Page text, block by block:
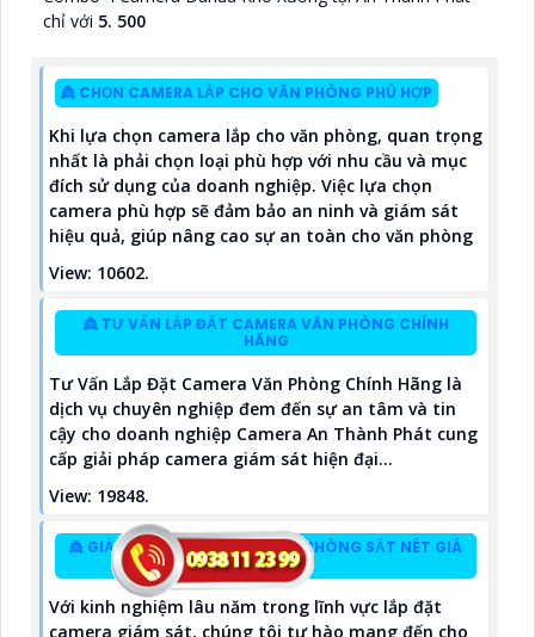
chỉ với 5. 500
👸 CHỌN CAMERA LẮP CHO VĂN PHÒNG PHÙ HỢP
Khi lựa chọn camera lắp cho văn phòng, quan trọng
nhất là phải chọn loại phù hợp với nhu cầu và mục
đích sử dụng của doanh nghiệp. Việc lựa chọn
camera phù hợp sẽ đảm bảo an ninh và giám sát
hiệu quả, giúp nâng cao sự an toàn cho văn phòng
View: 10602.
👸 TƯ VẤN LẮP ĐẶT CAMERA VĂN PHÒNG CHÍNH
HÃNG
Tư Vấn Lắp Đặt Camera Văn Phòng Chính Hãng là
dịch vụ chuyên nghiệp đem đến sự an tâm và tin
cậy cho doanh nghiệp Camera An Thành Phát cung
cấp giải pháp camera giám sát hiện đại...
View: 19848.
👸 GIẢI PHÁP LẮP CAMERA VĂN PHÒNG SẮT NÉT GIÁ
RẺ
Với kinh nghiệm lâu năm trong lĩnh vực lắp đặt
camera giám sát, chúng tôi tự hào mang đến cho